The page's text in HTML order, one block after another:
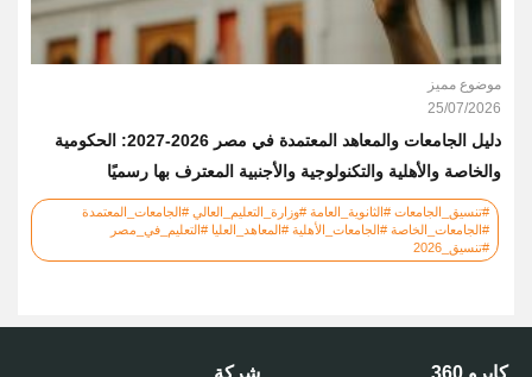
موضوع مميز
25/07/2026
دليل الجامعات والمعاهد المعتمدة في مصر 2026-2027: الحكومية
والخاصة والأهلية والتكنولوجية والأجنبية المعترف بها رسميًا
#تنسيق_الجامعات #الثانوية_العامة #وزارة_التعليم_العالي #الجامعات_المعتمدة
#الجامعات_الخاصة #الجامعات_الأهلية #المعاهد_العليا #التعليم_في_مصر
#تنسيق_2026
كايرو 360 شركة